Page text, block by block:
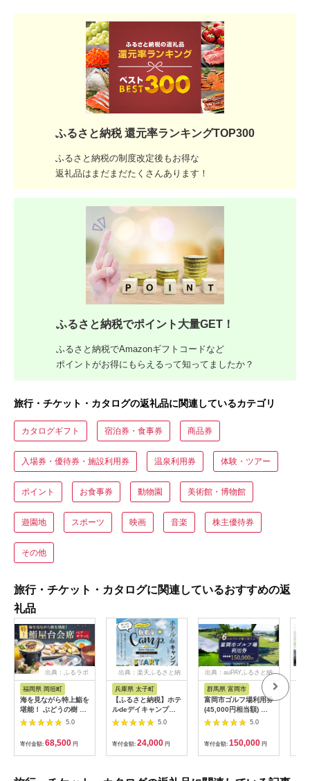
ふるさと納税 還元率ランキングTOP300
ふるさと納税の制度改定後もお得な
返礼品はまだまだたくさんあります！
ふるさと納税でポイント大量GET！
ふるさと納税でAmazonギフトコードなど
ポイントがお得にもらえるって知ってましたか？
旅行・チケット・カタログの返礼品に関連しているカテゴリ
カタログギフト 宿泊券・食事券 商品券
入場券・優待券・施設利用券 温泉利用券 体験・ツアー
ポイント お食事券 動物園 美術館・博物館
遊園地 スポーツ 映画 音楽 株主優待券
その他
旅行・チケット・カタログに関連しているおすすめの返
礼品
出典：ふるラボ
福岡県 岡垣町
海を見ながら特上鮨を
堪能！ ぶどうの樹 鮨
屋台ペア お食事券 海
鮮 海 屋台 食事 ペア
福岡県 岡垣町
5.0
寄付金額: 68,500 円
出典：楽天ふるさと納
税
兵庫県 太子町
【ふるさと納税】ホテ
ルdeデイキャンプ体
験チケット
【1364991】
5.0
寄付金額: 24,000 円
出典：auPAYふるさと納
群馬県 富岡市
富岡市ゴルフ場利用券
(45,000円相当額) ゴ
ルフ チケット 平日 土
日 祝日 プレー券 関東
群馬県 首都圏 F20E-
382
5.0
寄付金額: 150,000 円